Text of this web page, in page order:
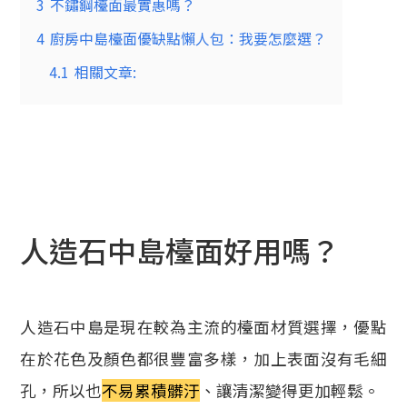
3 不鏽鋼檯面最實惠嗎？
4 廚房中島檯面優缺點懶人包：我要怎麼選？
4.1 相關文章:
人造石中島檯面好用嗎？
人造石中島是現在較為主流的檯面材質選擇，優點
在於花色及顏色都很豐富多樣，加上表面沒有毛細
孔，所以也不易累積髒汙 、讓清潔變得更加輕鬆。